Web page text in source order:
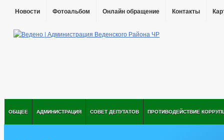
Новости Фотоальбом Онлайн обращение Контакты
ОБЩЕЕ АДМИНИСТРАЦИЯ СОВЕТ ДЕПУТАТОВ ПРОТИВОДЕЙСТВИЕ